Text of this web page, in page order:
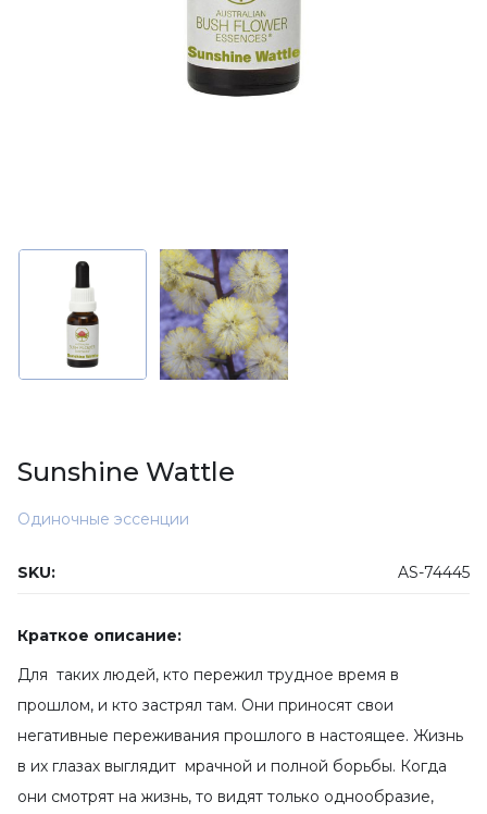
Sunshine Wattle
Одиночные эссенции
SKU: AS-74445
Краткое описание:
Для таких людей, кто пережил трудное время в
прошлом, и кто застрял там. Они приносят свои
негативные переживания прошлого в настоящее. Жизнь
в их глазах выглядит мрачной и полной борьбы. Когда
они смотрят на жизнь, то видят только однообразие,